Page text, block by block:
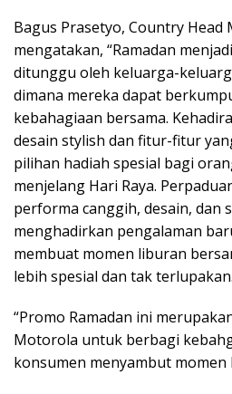
Bagus Prasetyo, Country
mengatakan, “Ramadan
ditunggu oleh keluarga-
dimana mereka dapat
kebahagiaan bersama.
desain stylish dan fitur-fitur
pilihan hadiah spesial bagi
menjelang Hari Raya.
performa canggih, desain, dan
menghadirkan pengalaman
membuat momen liburan
lebih spesial dan tak
“Promo Ramadan ini
Motorola untuk berbagi
konsumen menyambut momen